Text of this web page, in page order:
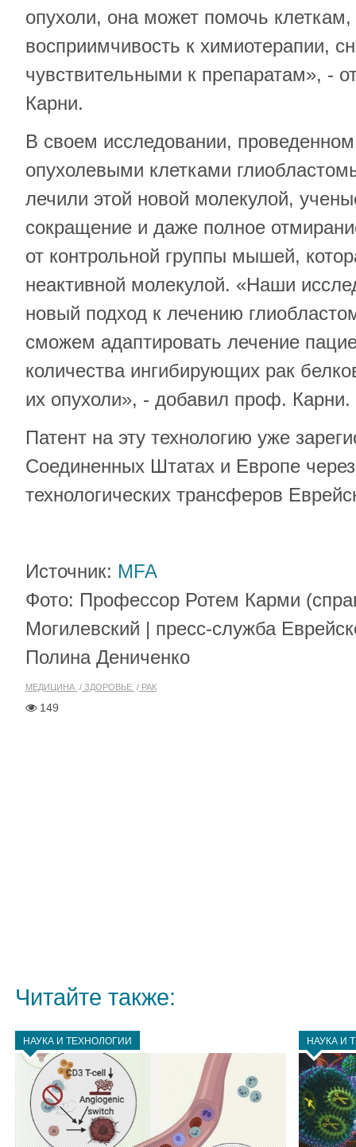
опухоли, она может помочь
восприимчивость к химиотерапии,
чувствительными к препаратам», -
Карни.
В своем исследовании,
опухолевыми клетками
лечили этой новой молекулой,
сокращение и даже полное
от контрольной группы мышей,
неактивной молекулой. «Наши
новый подход к лечению
сможем адаптировать лечение
количества ингибирующих рак
их опухоли», - добавил проф. Карни.
Патент на эту технологию уже
Соединенных Штатах и Европе
технологических трансферов
Источник: MFA
Фото: Профессор Ротем Карми
Могилевский | пресс-служба
Полина Дениченко
МЕДИЦИНА ЗДОРОВЬЕ РАК
149
Читайте также:
НАУКА И ТЕХНОЛОГИИ НАУКА И